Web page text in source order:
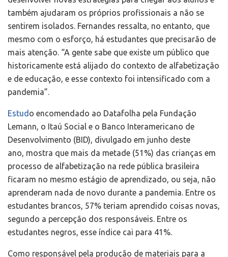
também ajudaram os próprios profissionais a não se
sentirem isolados. Fernandes ressalta, no entanto, que
mesmo com o esforço, há estudantes que precisarão de
mais atenção. “A gente sabe que existe um público que
historicamente está alijado do contexto de alfabetização
e de educação, e esse contexto foi intensificado com a
pandemia”.
Estud o encomendado ao Datafolha pela Fundação
Lemann, o Itaú Social e o Banco Interamericano de
Desenvolvimento (BID), divulgado em junho deste
ano, mostra que mais da metade (51%) das crianças em
processo de alfabetização na rede pública brasileira
ficaram no mesmo estágio de aprendizado, ou seja, não
aprenderam nada de novo durante a pandemia. Entre os
estudantes brancos, 57% teriam aprendido coisas novas,
segundo a percepção dos responsáveis. Entre os
estudantes negros, esse índice cai para 41%.
Como responsável pela produção de materiais para a